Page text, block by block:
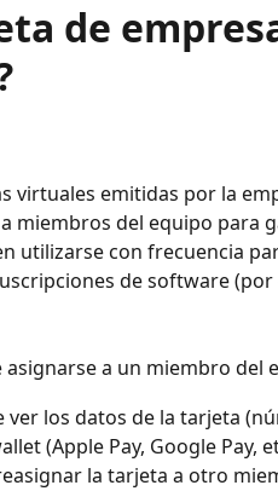
de
virtuales emitidas por la
miembros del equipo para
utilizarse con frecuencia
de software (por
a un miembro del
los datos de la tarjeta
(Apple Pay, Google Pay,
la tarjeta a otro